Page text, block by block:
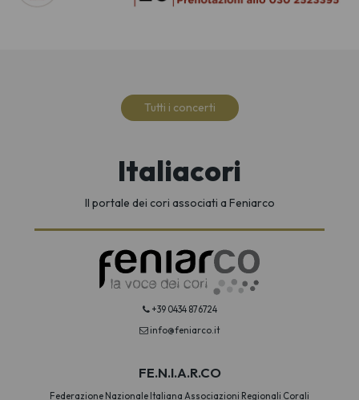
Tutti i concerti
Italiacori
Il portale dei cori associati a Feniarco
+39 0434 876724
info@feniarco.it
FE.N.I.A.R.CO
Federazione Nazionale Italiana Associazioni Regionali Corali